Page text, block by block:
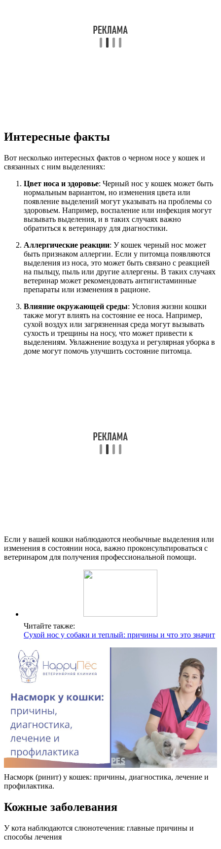
Интересные факты
Вот несколько интересных фактов о черном носе у кошек и
связанных с ним выделениях:
Цвет носа и здоровье: Черный нос у кошек может быть
нормальным вариантом, но изменения цвета или
появление выделений могут указывать на проблемы со
здоровьем. Например, воспаление или инфекция могут
вызывать выделения, и в таких случаях важно
обратиться к ветеринару для диагностики.
Аллергические реакции: У кошек черный нос может
быть признаком аллергии. Если у питомца появляются
выделения из носа, это может быть связано с реакцией
на пыльцу, пыль или другие аллергены. В таких случаях
ветеринар может рекомендовать антигистаминные
препараты или изменения в рационе.
Влияние окружающей среды: Условия жизни кошки
также могут влиять на состояние ее носа. Например,
сухой воздух или загрязненная среда могут вызывать
сухость и трещины на носу, что может привести к
выделениям. Увлажнение воздуха и регулярная уборка в
доме могут помочь улучшить состояние питомца.
Если у вашей кошки наблюдаются необычные выделения или
изменения в состоянии носа, важно проконсультироваться с
ветеринаром для получения профессиональной помощи.
Читайте также:
Сухой нос у собаки и теплый: причины и что это значит
Насморк (ринит) у кошек: причины, диагностика, лечение и
профилактика.
Кожные заболевания
У кота наблюдаются слюнотечения: главные причины и
способы лечения